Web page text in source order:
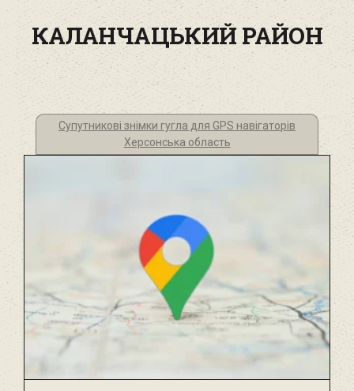
КАЛАНЧАЦЬКИЙ РАЙОН
Супутникові знімки гугла для GPS навігаторів
Херсонська область